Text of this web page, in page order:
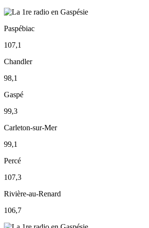
Paspébiac
107,1
Chandler
98,1
Gaspé
99,3
Carleton-sur-Mer
99,1
Percé
107,3
Rivière-au-Renard
106,7